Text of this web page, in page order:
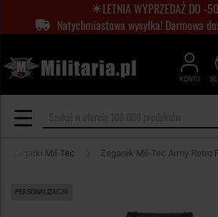
LETNIA WYPRZEDAŻ DO -
Natychmiastowa wysyłka! Darmowa
KONTO
Zegarki Mil-Tec Zegarek Mil-Tec Army Retro
PERSONALIZACJA